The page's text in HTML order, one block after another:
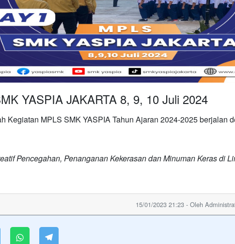
YASPIA JAKARTA 8, 9, 10 Juli 2024
Kegiatan MPLS SMK YASPIA Tahun Ajaran 2024-2025 berjalan
Pencegahan, Penanganan Kekerasan dan Minuman Keras di
15/01/2023 21:23 - Oleh